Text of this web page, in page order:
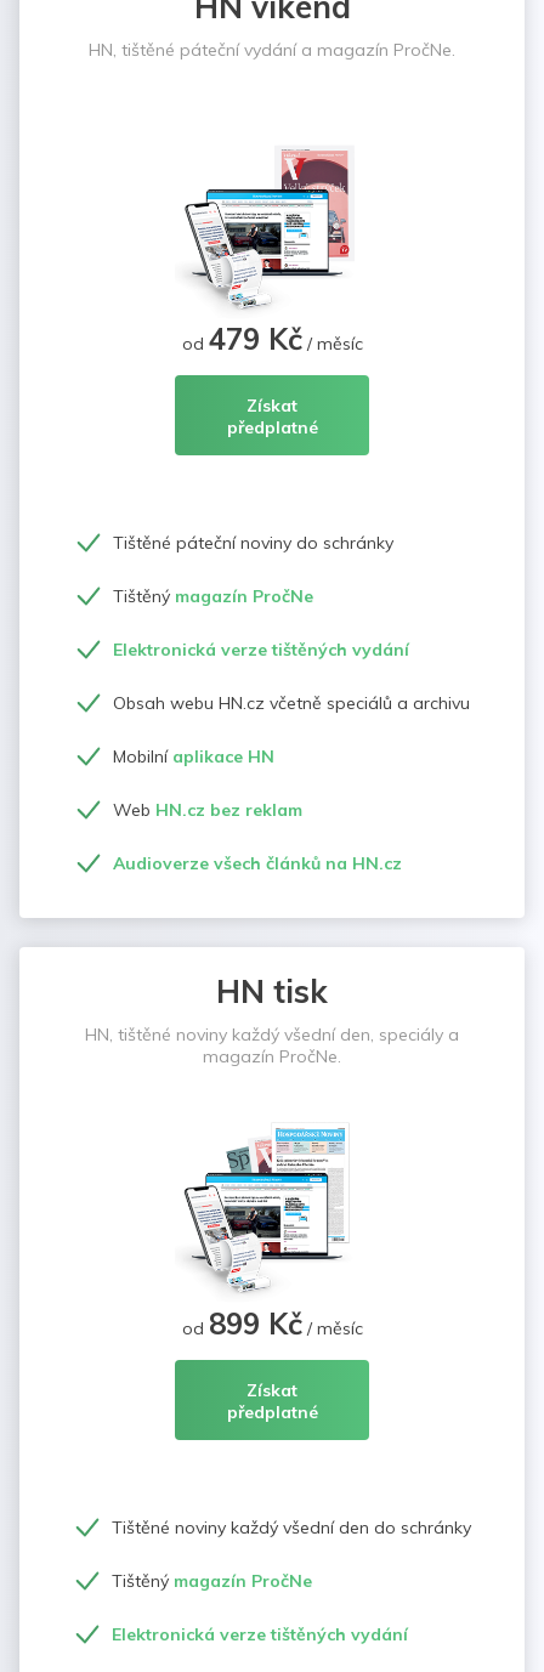
HN, tištěné páteční vydání a magazín PročNe.
od 479 Kč/ měsíc
Získat
předplatné
Tištěné páteční noviny do schránky
Tištěný magazín PročNe
Elektronická verze tištěných vydání
Obsah webu HN.cz včetně speciálů a archivu
Mobilní aplikace HN
Web HN.cz bez reklam
Audioverze všech článků na HN.cz
HN tisk
HN, tištěné noviny každý všední den, speciály a
magazín PročNe.
od 899 Kč/ měsíc
Získat
předplatné
Tištěné noviny každý všední den do schránky
Tištěný magazín PročNe
Elektronická verze tištěných vydání